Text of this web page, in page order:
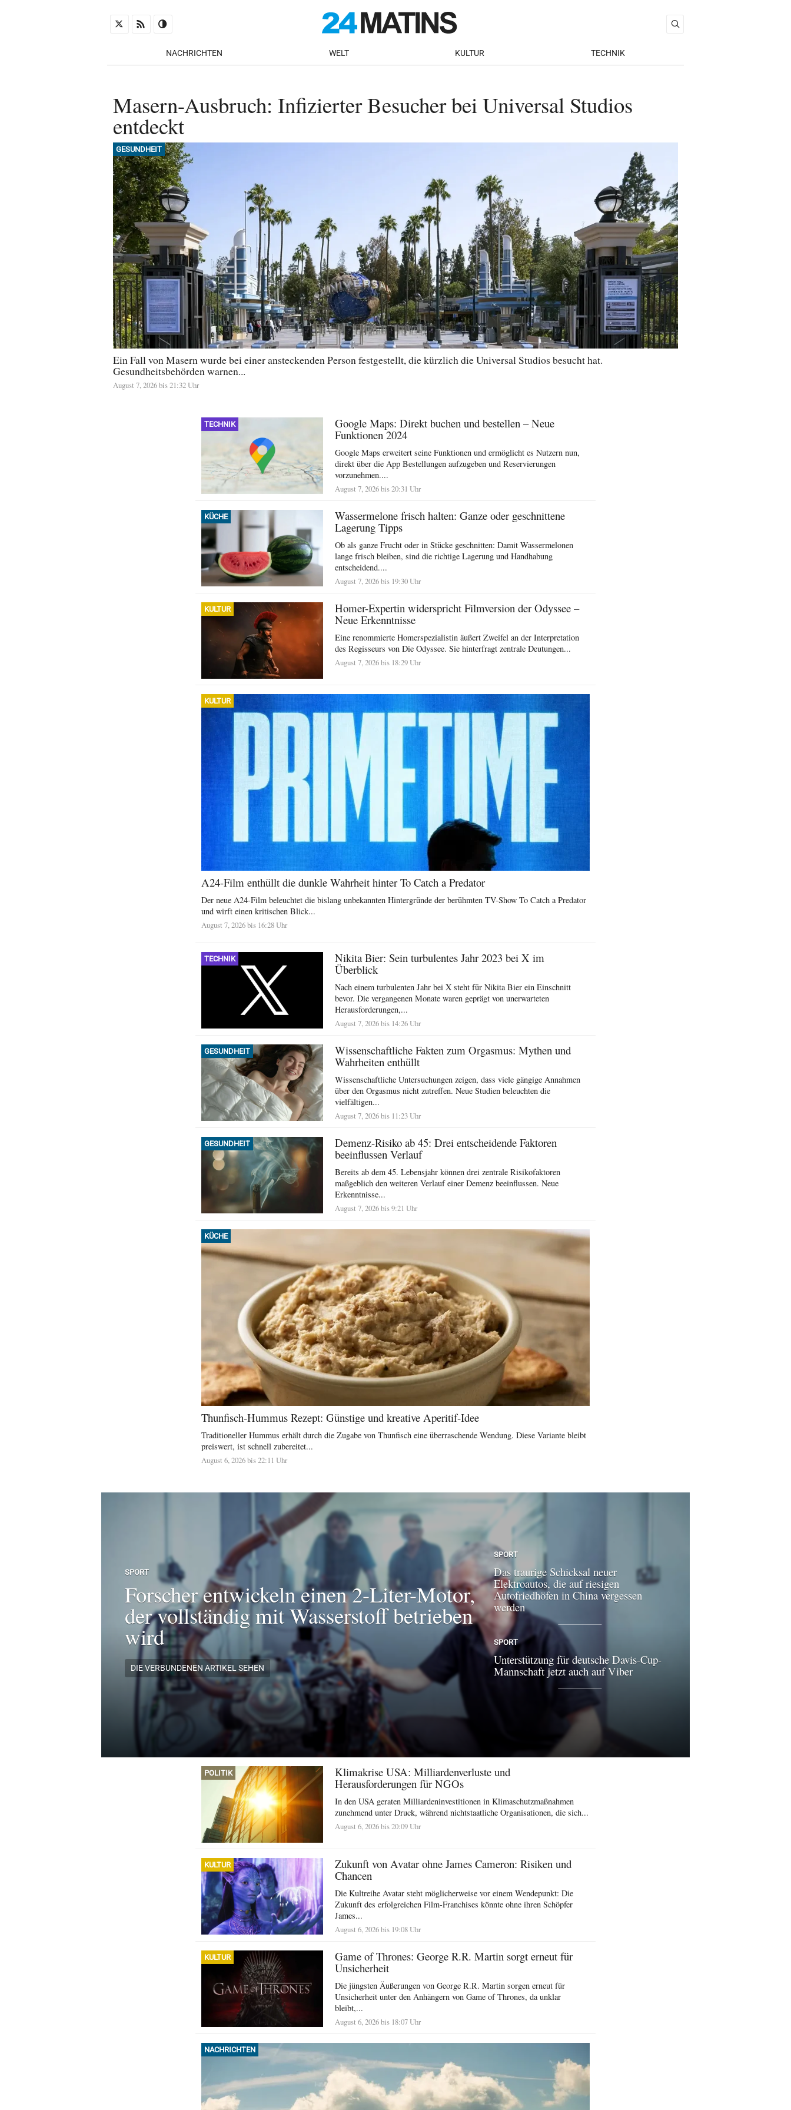
NACHRICHTEN WELT KULTUR TECHNIK
Masern-Ausbruch: Infizierter Besucher bei Universal Studios
entdeckt
GESUNDHEIT
Ein Fall von Masern wurde bei einer ansteckenden Person festgestellt, die kürzlich die Universal Studios besucht hat.
Gesundheitsbehörden warnen...
August 7, 2026 bis 21:32 Uhr
TECHNIK
Google Maps: Direkt buchen und bestellen – Neue
Funktionen 2024
Google Maps erweitert seine Funktionen und ermöglicht es Nutzern nun,
direkt über die App Bestellungen aufzugeben und Reservierungen
vorzunehmen....
August 7, 2026 bis 20:31 Uhr
KÜCHE
Wassermelone frisch halten: Ganze oder geschnittene
Lagerung Tipps
Ob als ganze Frucht oder in Stücke geschnitten: Damit Wassermelonen
lange frisch bleiben, sind die richtige Lagerung und Handhabung
entscheidend....
August 7, 2026 bis 19:30 Uhr
KULTUR
Homer-Expertin widerspricht Filmversion der Odyssee –
Neue Erkenntnisse
Eine renommierte Homerspezialistin äußert Zweifel an der Interpretation
des Regisseurs von Die Odyssee. Sie hinterfragt zentrale Deutungen...
August 7, 2026 bis 18:29 Uhr
KULTUR
A24-Film enthüllt die dunkle Wahrheit hinter To Catch a Predator
Der neue A24-Film beleuchtet die bislang unbekannten Hintergründe der berühmten TV-Show To Catch a Predator
und wirft einen kritischen Blick...
August 7, 2026 bis 16:28 Uhr
TECHNIK
Nikita Bier: Sein turbulentes Jahr 2023 bei X im
Überblick
Nach einem turbulenten Jahr bei X steht für Nikita Bier ein Einschnitt
bevor. Die vergangenen Monate waren geprägt von unerwarteten
Herausforderungen,...
August 7, 2026 bis 14:26 Uhr
GESUNDHEIT
Wissenschaftliche Fakten zum Orgasmus: Mythen und
Wahrheiten enthüllt
Wissenschaftliche Untersuchungen zeigen, dass viele gängige Annahmen
über den Orgasmus nicht zutreffen. Neue Studien beleuchten die
vielfältigen...
August 7, 2026 bis 11:23 Uhr
GESUNDHEIT
Demenz-Risiko ab 45: Drei entscheidende Faktoren
beeinflussen Verlauf
Bereits ab dem 45. Lebensjahr können drei zentrale Risikofaktoren
maßgeblich den weiteren Verlauf einer Demenz beeinflussen. Neue
Erkenntnisse...
August 7, 2026 bis 9:21 Uhr
KÜCHE
Thunfisch-Hummus Rezept: Günstige und kreative Aperitif-Idee
Traditioneller Hummus erhält durch die Zugabe von Thunfisch eine überraschende Wendung. Diese Variante bleibt
preiswert, ist schnell zubereitet...
August 6, 2026 bis 22:11 Uhr
SPORT
Forscher entwickeln einen 2-Liter-Motor,
der vollständig mit Wasserstoff betrieben
wird
DIE VERBUNDENEN ARTIKEL SEHEN
SPORT
Das traurige Schicksal neuer
Elektroautos, die auf riesigen
Autofriedhöfen in China vergessen
werden
SPORT
Unterstützung für deutsche Davis-Cup-
Mannschaft jetzt auch auf Viber
POLITIK
Klimakrise USA: Milliardenverluste und
Herausforderungen für NGOs
In den USA geraten Milliardeninvestitionen in Klimaschutzmaßnahmen
zunehmend unter Druck, während nichtstaatliche Organisationen, die sich...
August 6, 2026 bis 20:09 Uhr
KULTUR
Zukunft von Avatar ohne James Cameron: Risiken und
Chancen
Die Kultreihe Avatar steht möglicherweise vor einem Wendepunkt: Die
Zukunft des erfolgreichen Film-Franchises könnte ohne ihren Schöpfer
James...
August 6, 2026 bis 19:08 Uhr
KULTUR
Game of Thrones: George R.R. Martin sorgt erneut für
Unsicherheit
Die jüngsten Äußerungen von George R.R. Martin sorgen erneut für
Unsicherheit unter den Anhängern von Game of Thrones, da unklar
bleibt,...
August 6, 2026 bis 18:07 Uhr
NACHRICHTEN